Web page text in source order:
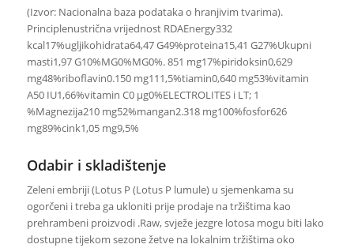
(Izvor: Nacionalna baza podataka o hranjivim tvarima).
Principlenustrična vrijednost RDAEnergy332
kcal17%ugljikohidrata64,47 G49%proteina15,41 G27%Ukupni
masti1,97 G10%MG0%MG0%. 851 mg17%piridoksin0,629
mg48%riboflavin0.150 mg111,5%tiamin0,640 mg53%vitamin
A50 IU1,66%vitamin C0 µg0%ELECTROLITES i LT; 1
%Magnezija210 mg52%mangan2.318 mg100%fosfor626
mg89%cink1,05 mg9,5%
Odabir i skladištenje
Zeleni embriji (Lotus P (Lotus P lumule) u sjemenkama su
ogorčeni i treba ga ukloniti prije prodaje na tržištima kao
prehrambeni proizvodi .Raw, svježe jezgre lotosa mogu biti lako
dostupne tijekom sezone žetve na lokalnim tržištima oko